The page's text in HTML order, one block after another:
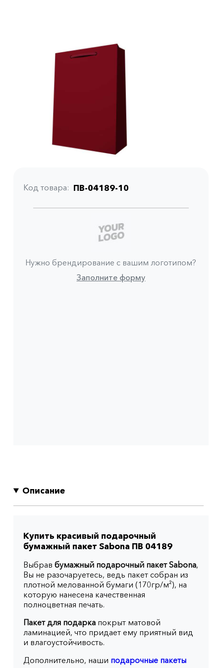
Код товара ПВ-04189-10
Нужно брендирование с вашим логотипом?
Заполните форму
Описание
Купить красивый подарочный
бумажный пакет Sabona ПВ 04189
Выбрав бумажный подарочный пакет Sabona,
Вы не разочаруетесь, ведь пакет собран из
плотной мелованной бумаги (170гр/м²), на
которую нанесена качественная
полноцветная печать.
Пакет для подарка покрыт матовой
ламинацией, что придает ему приятный вид
и влагоустойчивость.
Дополнительно, наши подарочные пакеты